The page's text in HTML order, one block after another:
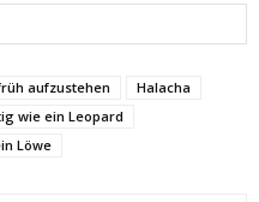
aufzustehen
Halacha
wie ein Leopard
Löwe